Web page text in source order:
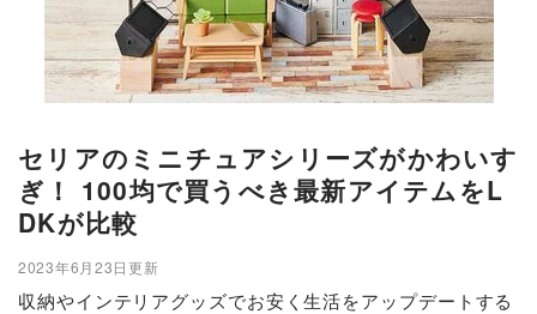
セリアのミニチュアシリーズがかわいす
ぎ！ 100均で買うべき最新アイテムをL
DKが比較
2023年6月23日更新
収納やインテリアグッズでお安く生活をアップデートする